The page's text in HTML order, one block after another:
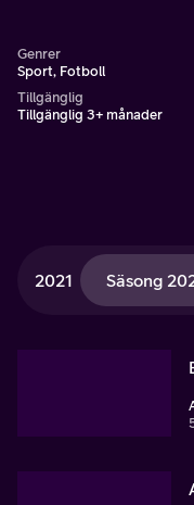
Genrer
Sport, Fotboll
Tillgänglig
Tillgänglig 3+ månader
2021 Säsong